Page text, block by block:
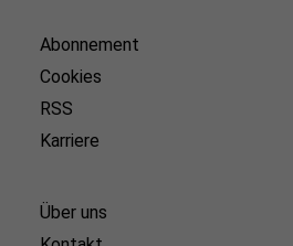
Abonnement
Cookies
RSS
Karriere
Über uns